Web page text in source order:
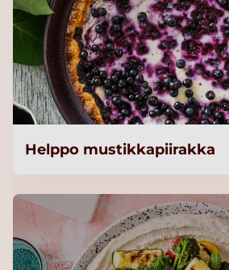
Helppo mustikkapiirakka